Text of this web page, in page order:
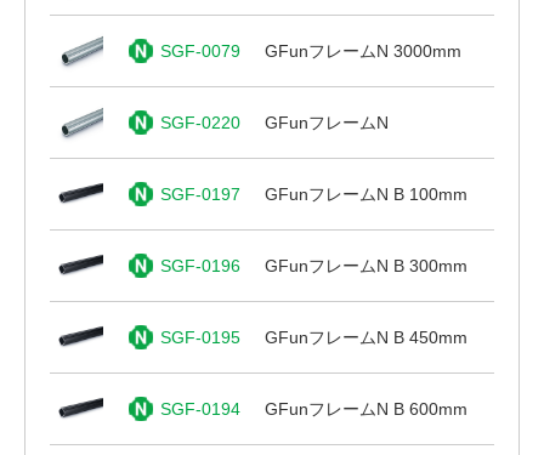
SGF-0079 GFunフレームN 3000mm
SGF-0220 GFunフレームN
SGF-0197 GFunフレームN B 100mm
SGF-0196 GFunフレームN B 300mm
SGF-0195 GFunフレームN B 450mm
SGF-0194 GFunフレームN B 600mm